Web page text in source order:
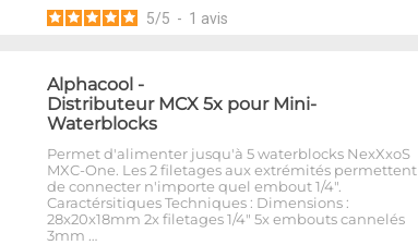
5/5 - 1 avis
Alphacool -
Distributeur MCX 5x pour Mini-
Waterblocks
Permet d'alimenter jusqu'à 5 waterblocks NexXxoS
MXC-One. Les 2 filetages aux extrémités permettent
de connecter n'importe quel embout 1/4".
Caractérsitiques Techniques : Dimensions :
28x20x18mm 2x filetages 1/4" 5x embouts cannelés
3mm …